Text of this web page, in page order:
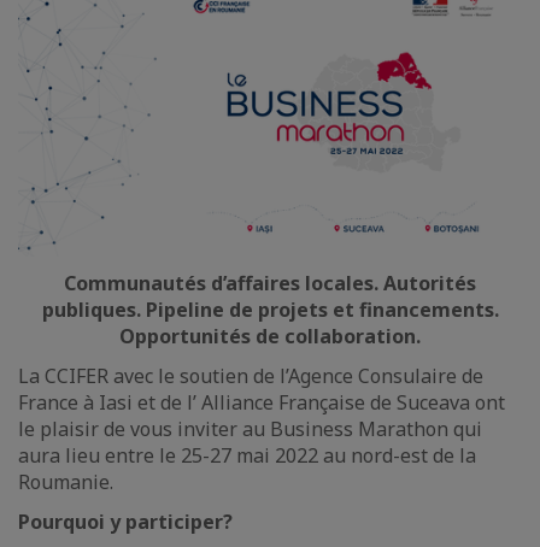
Communautés d’affaires locales. Autorités
publiques. Pipeline de projets et financements.
Opportunités de collaboration.
La CCIFER avec le soutien de l’Agence Consulaire de
France à Iasi et de l’ Alliance Française de Suceava ont
le plaisir de vous inviter au Business Marathon qui
aura lieu entre le 25-27 mai 2022 au nord-est de la
Roumanie.
Pourquoi y participer?